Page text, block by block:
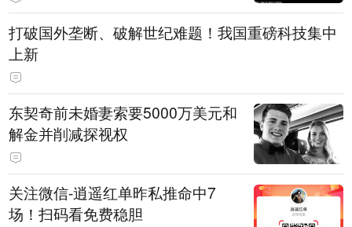
打破国外垄断、破解世纪难题！我国重磅科技集中
上新
东契奇前未婚妻索要5000万美元和
解金并削减探视权
关注微信-逍遥红单昨私推命中7
场！扫码看免费稳胆